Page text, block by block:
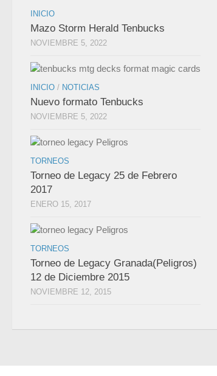
INICIO
Mazo Storm Herald Tenbucks
NOVIEMBRE 5, 2022
INICIO / NOTICIAS
Nuevo formato Tenbucks
NOVIEMBRE 5, 2022
TORNEOS
Torneo de Legacy 25 de Febrero
2017
ENERO 15, 2017
TORNEOS
Torneo de Legacy Granada(Peligros)
12 de Diciembre 2015
NOVIEMBRE 12, 2015